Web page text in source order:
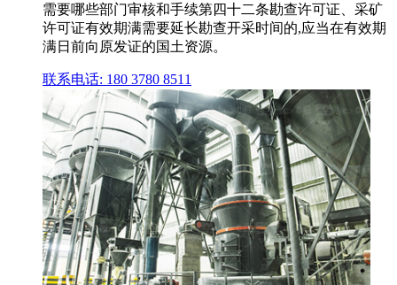
需要哪些部门审核和手续第四十二条勘查许可证、采矿
许可证有效期满需要延长勘查开采时间的,应当在有效期
满日前向原发证的国土资源。
联系电话: 180 3780 8511